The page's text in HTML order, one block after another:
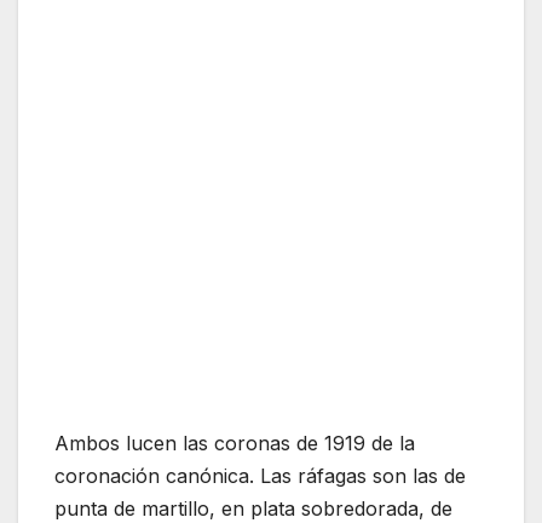
Ambos lucen las coronas de 1919 de la
coronación canónica. Las ráfagas son las de
punta de martillo, en plata sobredorada, de